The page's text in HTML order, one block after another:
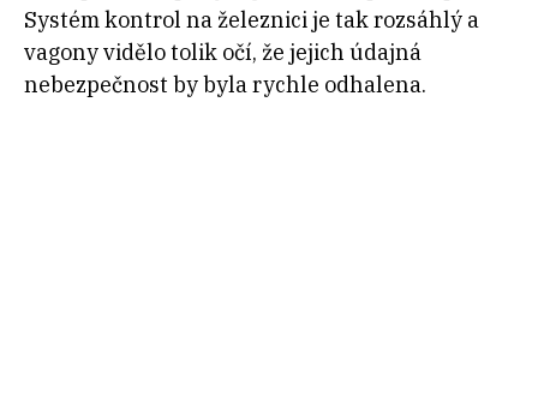
Systém kontrol na železnici je tak rozsáhlý a
vagony vidělo tolik očí, že jejich údajná
nebezpečnost by byla rychle odhalena.